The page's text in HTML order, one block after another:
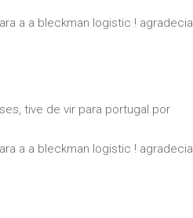
a a bleckman logistic ! agradecia
tive de vir para portugal por
a a bleckman logistic ! agradecia